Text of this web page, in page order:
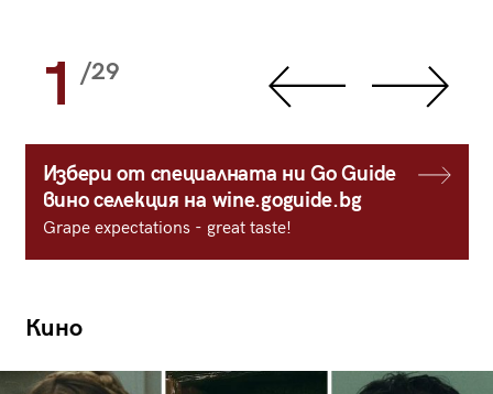
1 /29
Избери от специалната ни Go Guide
вино селекция на wine.goguide.bg
Grape expectations - great taste!
Кино